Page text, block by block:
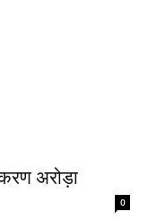
अरोड़ा
0